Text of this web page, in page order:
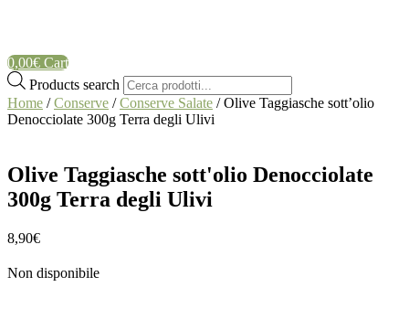
0,00€ Cart
Products search
Home /Conserve /Conserve Salate / Olive Taggiasche sott’olio
Denocciolate 300g Terra degli Ulivi
Olive Taggiasche sott'olio Denocciolate
300g Terra degli Ulivi
8,90€
Non disponibile